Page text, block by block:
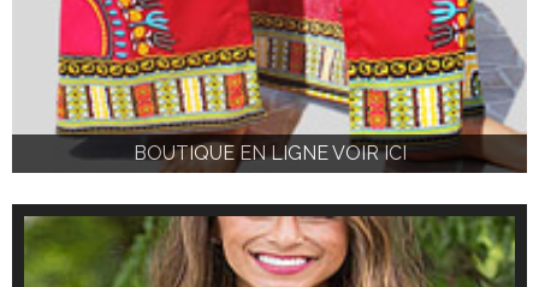
BOUTIQUE EN LIGNE VOIR ICI